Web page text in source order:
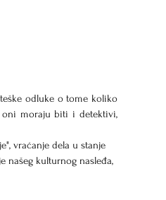
odluke o tome koliko
oni moraju biti i detektivi,
vraćanje dela u stanje
našeg kulturnog nasleđa,